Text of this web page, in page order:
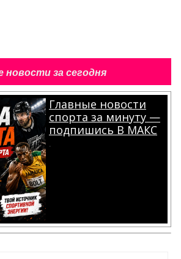
новости за сегодня
Главные новости
спорта за минуту —
подпишись В МАКС
.